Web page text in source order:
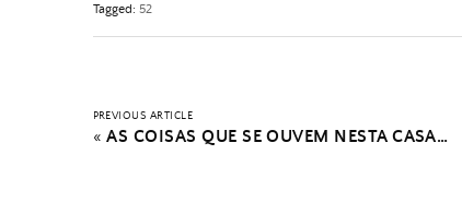
Tagged: 52
PREVIOUS ARTICLE
«AS COISAS QUE SE OUVEM NESTA CASA…